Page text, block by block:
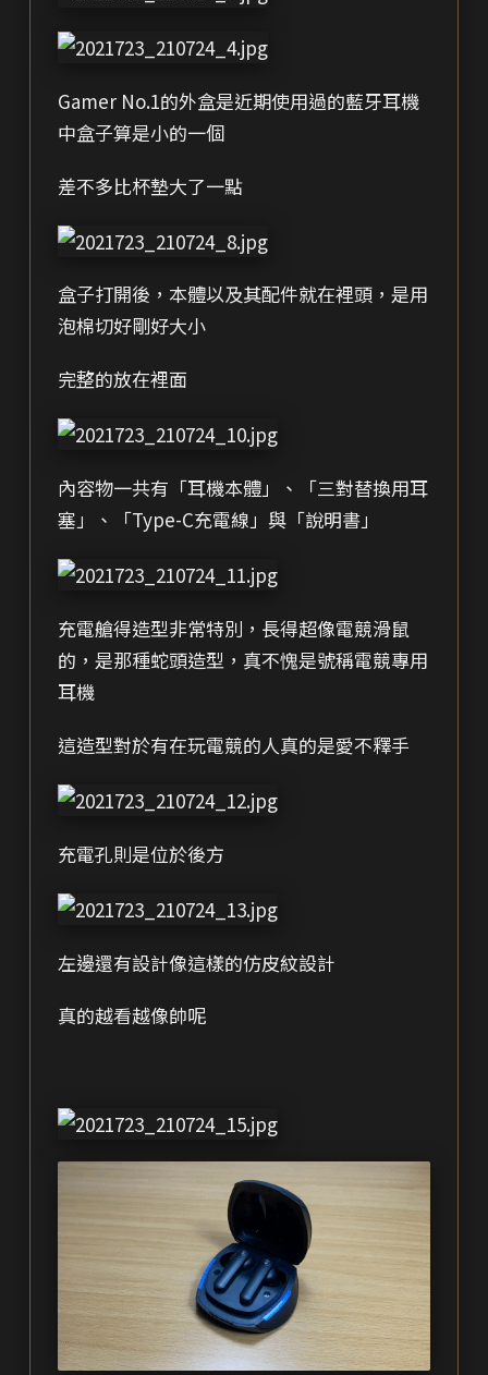
Gamer No.1的外盒是近期使用過的藍牙耳機
中盒子算是小的一個
差不多比杯墊大了一點
盒子打開後，本體以及其配件就在裡頭，是用
泡棉切好剛好大小
完整的放在裡面
內容物一共有「耳機本體」、「三對替換用耳
塞」、「Type-C充電線」與「說明書」
充電艙得造型非常特別，長得超像電競滑鼠
的，是那種蛇頭造型，真不愧是號稱電競專用
耳機
這造型對於有在玩電競的人真的是愛不釋手
充電孔則是位於後方
左邊還有設計像這樣的仿皮紋設計
真的越看越像帥呢